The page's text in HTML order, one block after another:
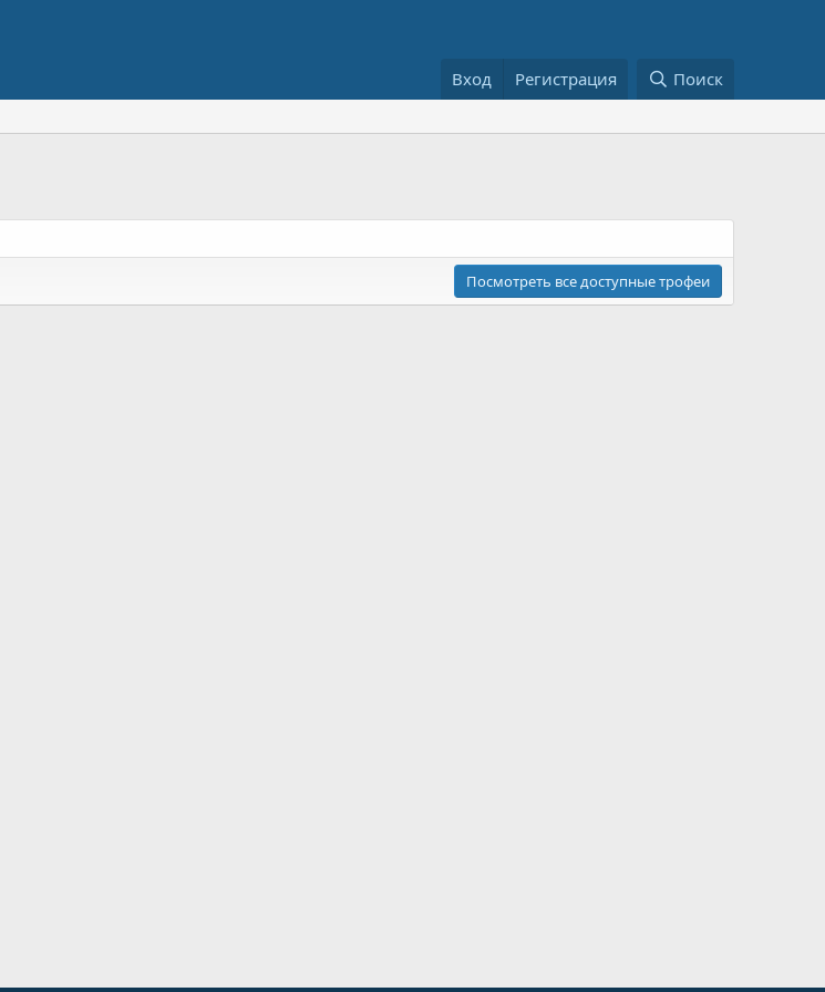
Вход Регистрация Поиск
Посмотреть все доступные трофеи